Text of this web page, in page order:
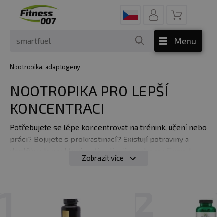
Menu
Nootropika, adaptogeny
NOOTROPIKA PRO LEPŠÍ
KONCENTRACI
Potřebujete se lépe koncentrovat na trénink, učení nebo
práci? Bojujete s prokrastinací? Existují potraviny a
rychlejší myšlení, koncentrace a soustředění
CO JSOU TO NOOTROPIKA A JAK FUNGUJÍ?
Jedná se o funkční potraviny a doplňky stravy, které jsou
Zobrazit více